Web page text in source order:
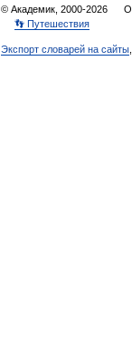
© Академик, 2000-2026
👣 Путешествия
Экспорт словарей на сайты